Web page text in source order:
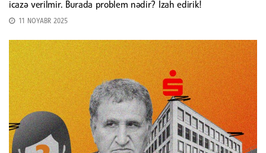
icazə verilmir. Burada problem nədir? İzah edirik!
11 NOYABR 2025